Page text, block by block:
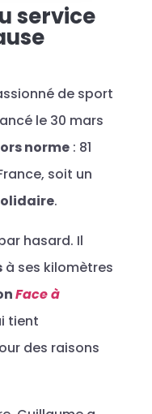
service
de sport
le 30 mars
norme: 81
soit un
.
hasard. Il
à ses kilomètres
Face à
tient
des raisons